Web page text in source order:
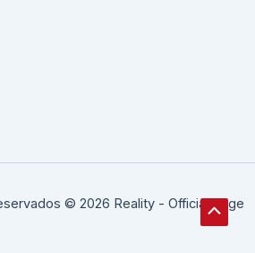
© 2026 Reality - Official Page
Scroll